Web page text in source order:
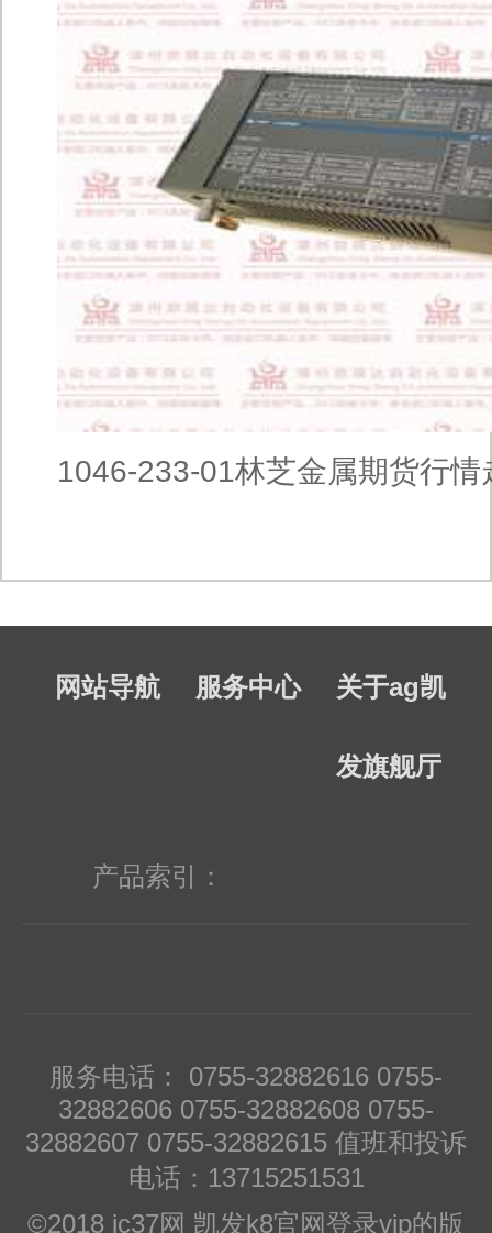
1046-233-01林芝金属期货行情
网站导航 服务中心 关于ag凯
发旗舰厅
产品索引：
服务电话： 0755-32882616 0755-
32882606 0755-32882608 0755-
32882607 0755-32882615 值班和投诉
电话：13715251531
©2018 ic37网 凯发k8官网登录vip的版